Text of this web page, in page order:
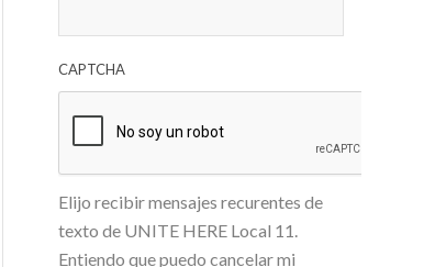
CAPTCHA
Elijo recibir mensajes recurentes de
texto de UNITE HERE Local 11.
Entiendo que puedo cancelar mi